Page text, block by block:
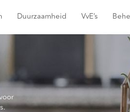
Duurzaamheid VvE’s